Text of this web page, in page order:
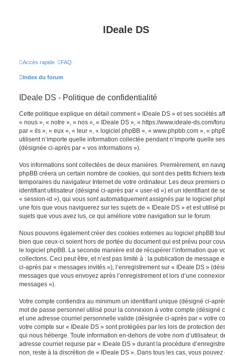
IDeale DS
Accès rapide FAQ
Index du forum
IDeale DS - Politique de confidentialité
Cette politique explique en détail comment « IDeale DS » et ses sociétés
« nous », « notre », « nos », « IDeale DS », « https://www.ideale-ds.com/
par « ils », « eux », « leur », « logiciel phpBB », « www.phpbb.com », «
utilisent n’importe quelle information collectée pendant n’importe quelle
(désignée ci-après par « vos informations »).
Vos informations sont collectées de deux manières. Premièrement, en
phpBB créera un certain nombre de cookies, qui sont des petits fichiers
temporaires du navigateur Internet de votre ordinateur. Les deux premiers
identifiant utilisateur (désigné ci-après par « user-id ») et un identifiant de
« session-id »), qui vous sont automatiquement assignés par le logiciel
une fois que vous naviguerez sur les sujets de « IDeale DS » et est utilisé
sujets que vous avez lus, ce qui améliore votre navigation sur le forum.
Nous pouvons également créer des cookies externes au logiciel phpBB
bien que ceux-ci soient hors de portée du document qui est prévu pour
le logiciel phpBB. La seconde manière est de récupérer l’information que
collectons. Ceci peut être, et n’est pas limité à : la publication de message
ci-après par « messages invités »), l’enregistrement sur « IDeale DS »
messages que vous envoyez après l’enregistrement et lors d’une
messages »).
Votre compte contiendra au minimum un identifiant unique (désigné ci-
mot de passe personnel utilisé pour la connexion à votre compte (désigné
et une adresse courriel personnelle valide (désignée ci-après par « votre
votre compte sur « IDeale DS » sont protégées par les lois de protection
qui nous héberge. Toute information en-dehors de votre nom d’utilisateur,
adresse courriel requise par « IDeale DS » durant la procédure
non, reste à la discrétion de « IDeale DS ». Dans tous les cas, vous